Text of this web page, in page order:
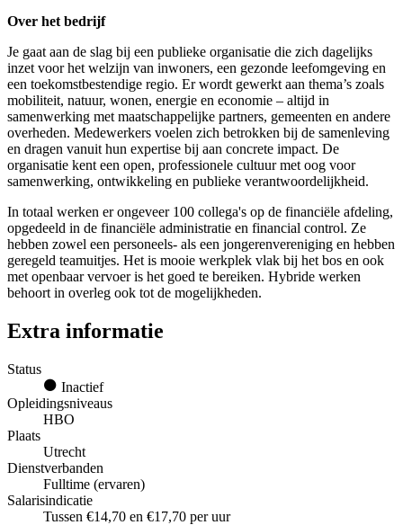
Over het bedrijf
Je gaat aan de slag bij een publieke organisatie die zich dagelijks
inzet voor het welzijn van inwoners, een gezonde leefomgeving en
een toekomstbestendige regio. Er wordt gewerkt aan thema’s zoals
mobiliteit, natuur, wonen, energie en economie – altijd in
samenwerking met maatschappelijke partners, gemeenten en andere
overheden. Medewerkers voelen zich betrokken bij de samenleving
en dragen vanuit hun expertise bij aan concrete impact. De
organisatie kent een open, professionele cultuur met oog voor
samenwerking, ontwikkeling en publieke verantwoordelijkheid.
In totaal werken er ongeveer 100 collega's op de financiële afdeling,
opgedeeld in de financiële administratie en financial control. Ze
hebben zowel een personeels- als een jongerenvereniging en hebben
geregeld teamuitjes. Het is mooie werkplek vlak bij het bos en ook
met openbaar vervoer is het goed te bereiken. Hybride werken
behoort in overleg ook tot de mogelijkheden.
Extra informatie
Status
Inactief
Opleidingsniveaus
HBO
Plaats
Utrecht
Dienstverbanden
Fulltime (ervaren)
Salarisindicatie
Tussen €14,70 en €17,70 per uur